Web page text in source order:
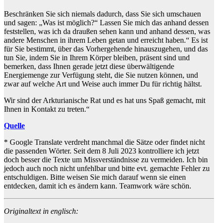
Beschränken Sie sich niemals dadurch, dass Sie sich umschauen
und sagen: „Was ist möglich?“ Lassen Sie mich das anhand dessen
feststellen, was ich da draußen sehen kann und anhand dessen, was
andere Menschen in ihrem Leben getan und erreicht haben.“ Es ist
für Sie bestimmt, über das Vorhergehende hinauszugehen, und das
tun Sie, indem Sie in Ihrem Körper bleiben, präsent sind und
bemerken, dass Ihnen gerade jetzt diese überwältigende
Energiemenge zur Verfügung steht, die Sie nutzen können, und
zwar auf welche Art und Weise auch immer Du für richtig hältst.
Wir sind der Arkturianische Rat und es hat uns Spaß gemacht, mit
Ihnen in Kontakt zu treten.“
Quelle
* Google Translate verdreht manchmal die Sätze oder findet nicht
die passenden Wörter. Seit dem 8 Juli 2023 kontrolliere ich jetzt
doch besser die Texte um Missverständnisse zu vermeiden. Ich bin
jedoch auch noch nicht unfehlbar und bitte evt. gemachte Fehler zu
entschuldigen. Bitte weisen Sie mich darauf wenn sie einen
entdecken, damit ich es ändern kann. Teamwork wäre schön.
Originaltext in englisch: